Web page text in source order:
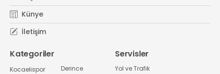
Künye
İletişim
Kategoriler
Kocaelispor
Derince
Servisler
Yol ve Trafik